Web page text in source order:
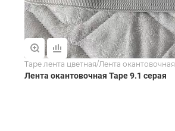
Tape лента цветная/Лента окантовочная
Лента окантовочная Tape 9.1 серая